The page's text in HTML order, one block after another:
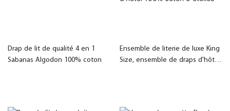
Drap de lit de qualité 4 en 1
Sabanas Algodon 100% coton
Ensemble de literie de luxe King
Size, ensemble de draps d'hôtel